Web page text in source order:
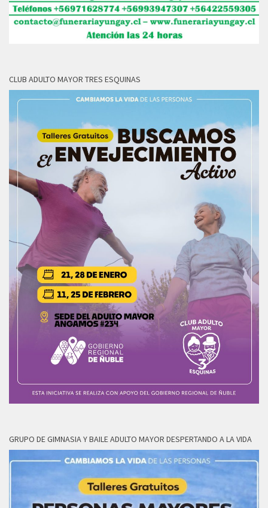
CLUB ADULTO MAYOR TRES ESQUINAS
GRUPO DE GIMNASIA Y BAILE ADULTO MAYOR DESPERTANDO A LA VIDA